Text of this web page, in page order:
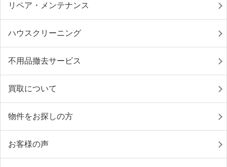
リペア・メンテナンス
ハウスクリーニング
不用品撤去サービス
買取について
物件をお探しの方
お客様の声